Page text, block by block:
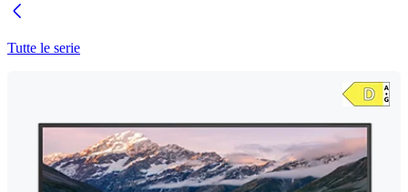
Tutte le serie